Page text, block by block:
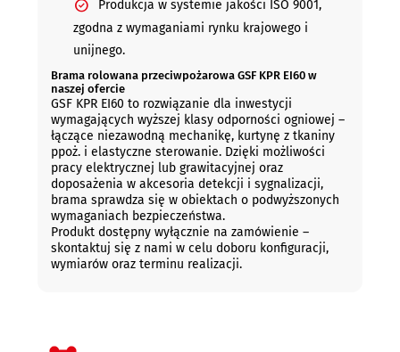
Produkcja w systemie jakości ISO 9001,
zgodna z wymaganiami rynku krajowego i
unijnego.
Brama rolowana przeciwpożarowa GSF KPR EI60 w
naszej ofercie
GSF KPR EI60 to rozwiązanie dla inwestycji
wymagających wyższej klasy odporności ogniowej –
łączące niezawodną mechanikę, kurtynę z tkaniny
ppoż. i elastyczne sterowanie. Dzięki możliwości
pracy elektrycznej lub grawitacyjnej oraz
doposażenia w akcesoria detekcji i sygnalizacji,
brama sprawdza się w obiektach o podwyższonych
wymaganiach bezpieczeństwa.
Produkt dostępny wyłącznie na zamówienie –
skontaktuj się z nami w celu doboru konfiguracji,
wymiarów oraz terminu realizacji.